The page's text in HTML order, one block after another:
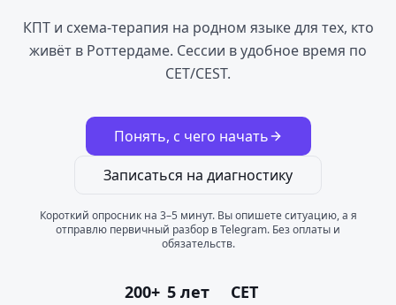
КПТ и схема-терапия на родном языке для тех, кто
живёт в Роттердаме. Сессии в удобное время по
CET/CEST.
Понять, с чего начать
Записаться на диагностику
Короткий опросник на 3–5 минут. Вы опишете ситуацию, а я
отправлю первичный разбор в Telegram. Без оплаты и
обязательств.
200+ 5 лет CET